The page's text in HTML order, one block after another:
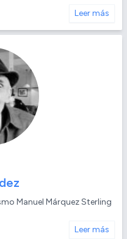
Leer más
Manuel Márquez Sterling
Leer más